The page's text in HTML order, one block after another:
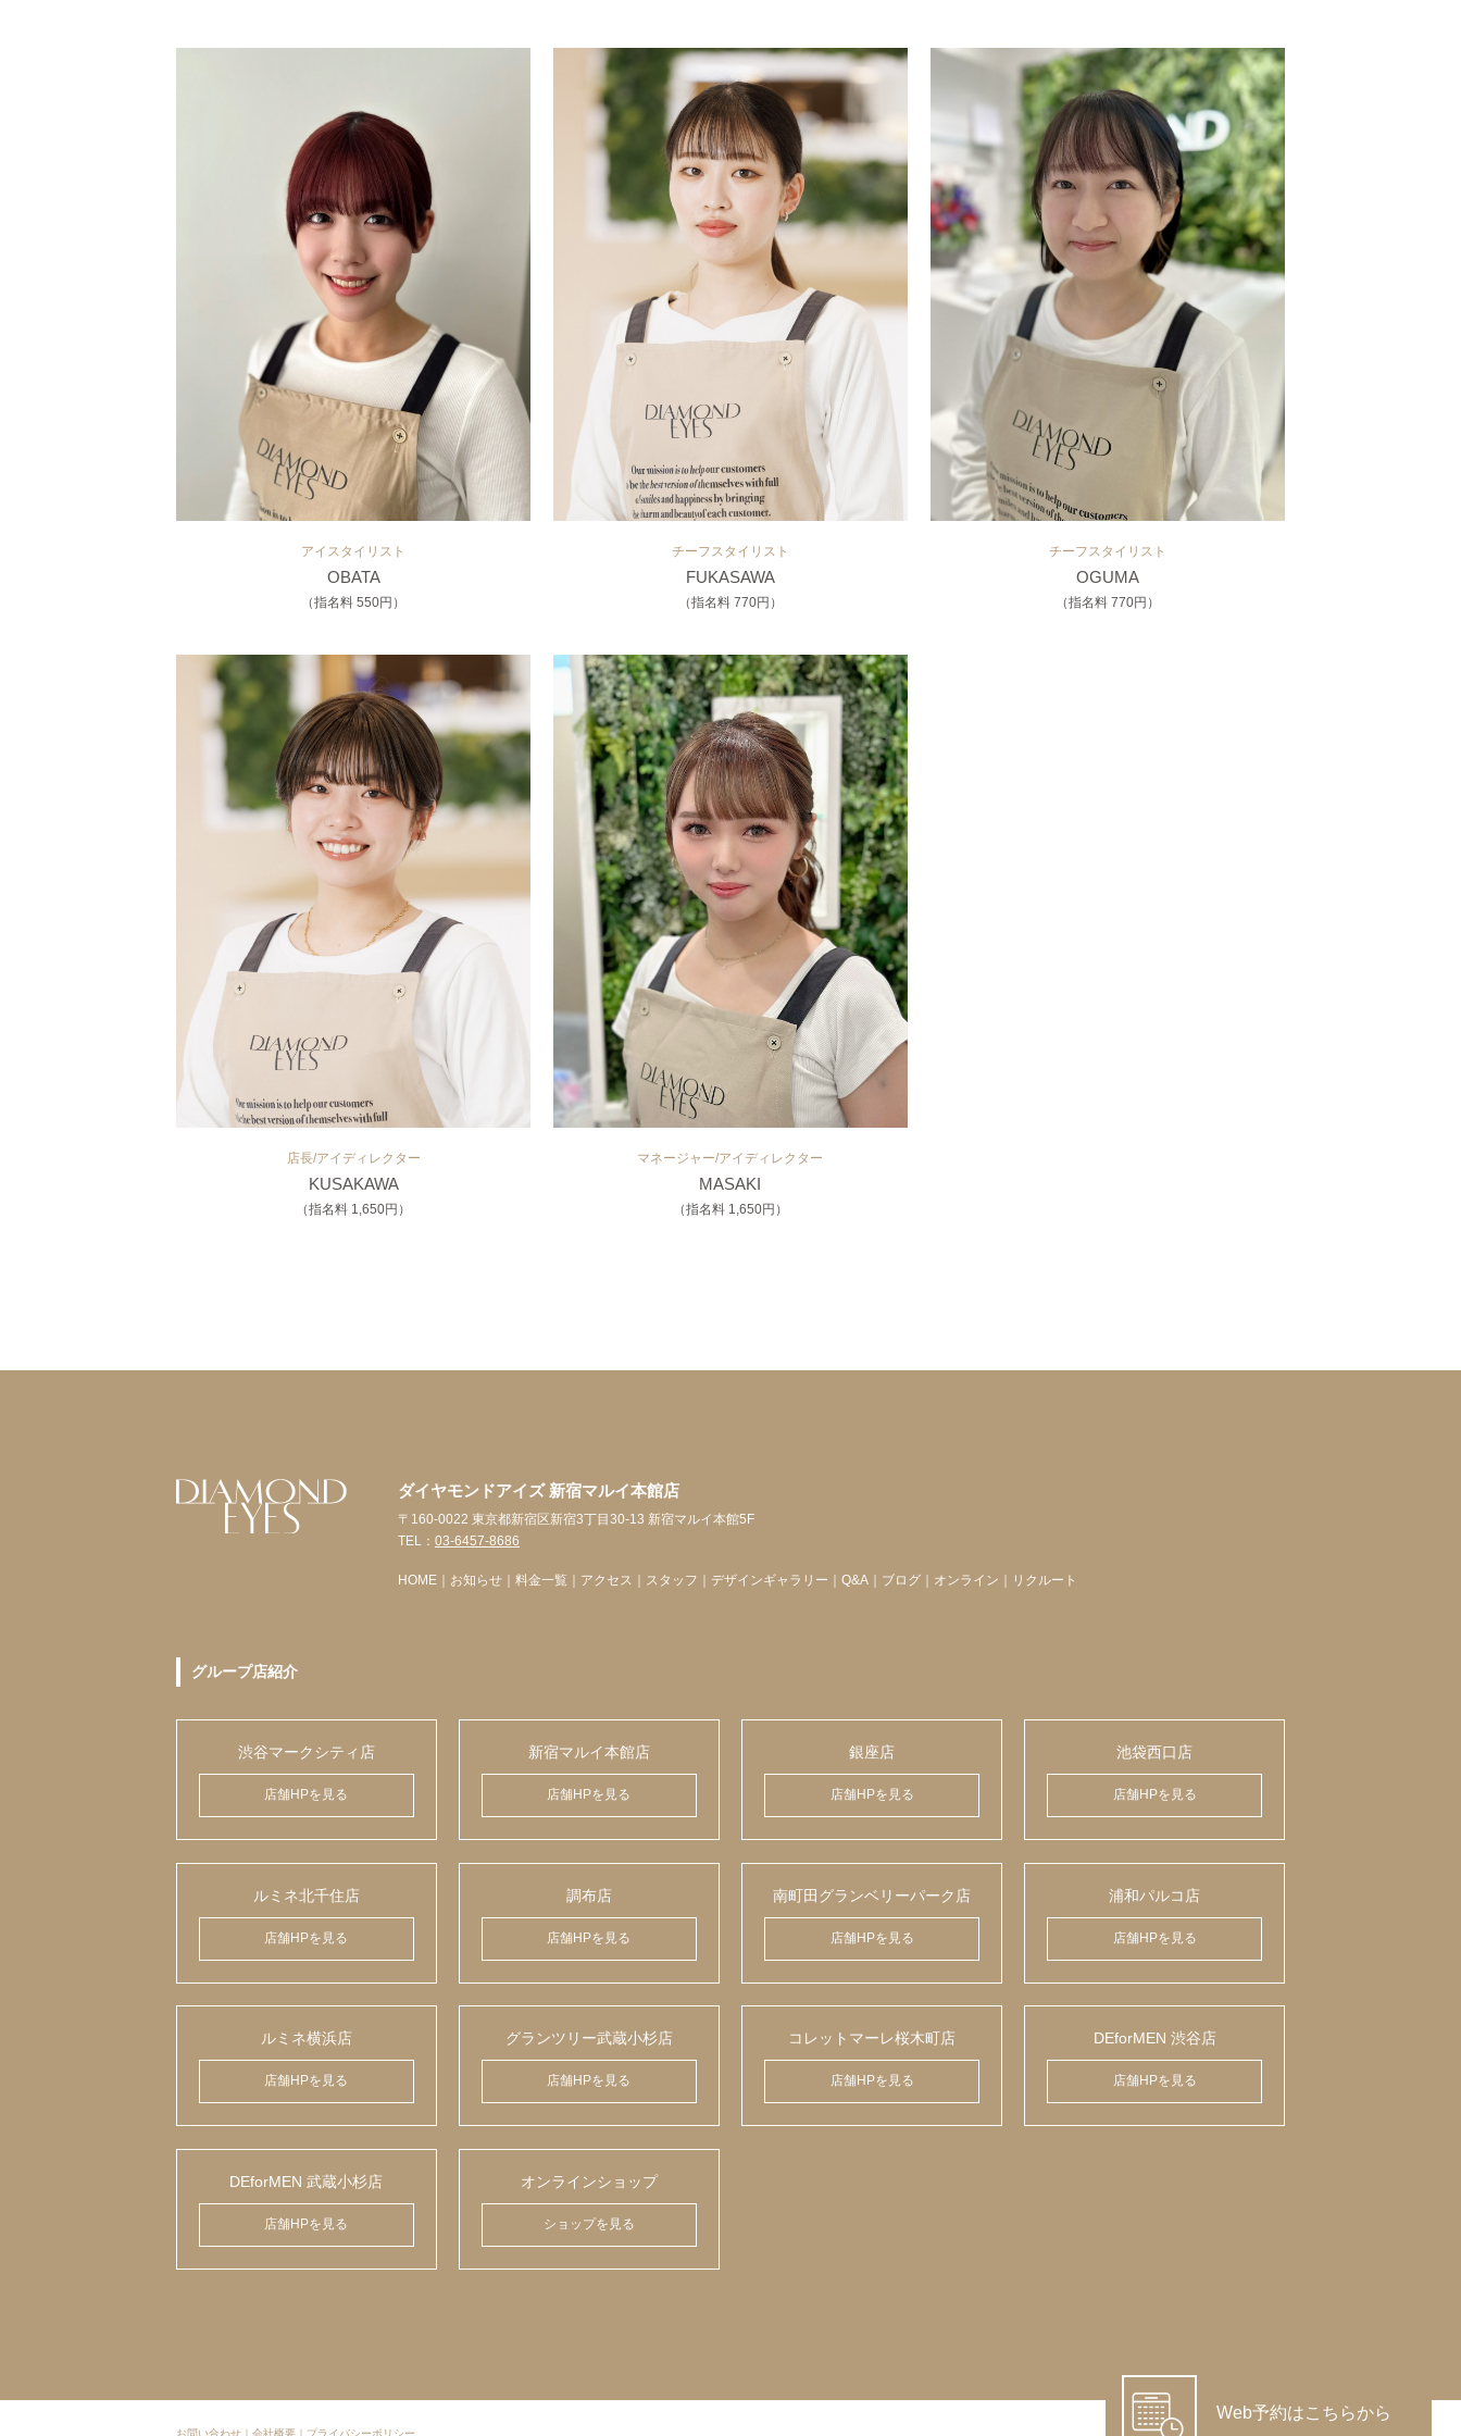
アイスタイリスト
OBATA
（指名料 550円）
チーフスタイリスト
FUKASAWA
（指名料 770円）
チーフスタイリスト
OGUMA
（指名料 770円）
店長/アイディレクター
KUSAKAWA
（指名料 1,650円）
マネージャー/アイディレクター
MASAKI
（指名料 1,650円）
ダイヤモンドアイズ 新宿マルイ本館店
〒160-0022 東京都新宿区新宿3丁目30-13 新宿マルイ本館5F
TEL： 03-6457-8686
HOME お知らせ 料金一覧 アクセス スタッフ デザインギャラリー Q&A ブログ オンライン リクルート
グループ店紹介
渋谷マークシティ店
店舗HPを見る
新宿マルイ本館店
店舗HPを見る
銀座店
店舗HPを見る
池袋西口店
店舗HPを見る
ルミネ北千住店
店舗HPを見る
調布店
店舗HPを見る
南町田グランベリーパーク店
店舗HPを見る
浦和パルコ店
店舗HPを見る
ルミネ横浜店
店舗HPを見る
グランツリー武蔵小杉店
店舗HPを見る
コレットマーレ桜木町店
店舗HPを見る
DEforMEN 渋谷店
店舗HPを見る
DEforMEN 武蔵小杉店
店舗HPを見る
オンラインショップ
ショップを見る
お問い合わせ 会社概要 プライバシーポリシー © Copyright DIAMOND EYES
Web予約はこちらから